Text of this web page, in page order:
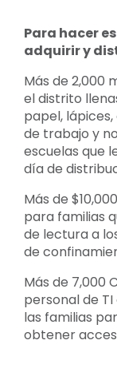
Para hacer
adquirir y
Más de 2,000
el distrito
papel,
de trabajo y
escuelas que
día de
Más de
para familias
de lectura a
de
Más de 7,000
personal de
las familias
obtener